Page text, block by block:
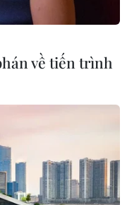
về tiến trình